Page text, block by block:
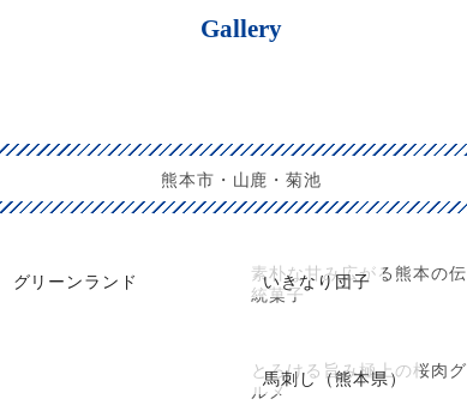
Gallery
熊本市・山鹿・菊池
グリーンランド いきなり団子
素朴な甘み広がる熊本の伝
統菓子
馬刺し（熊本県）
とろける旨み極上の桜肉グ
ルメ